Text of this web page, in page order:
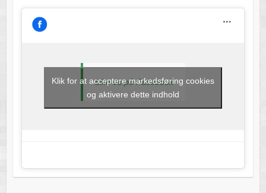
Like os på Facebook
Klik for at acceptere markedsføring cookies
og aktivere dette indhold